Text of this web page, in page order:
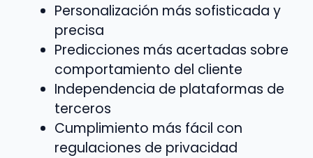
Personalización más sofisticada y
precisa
Predicciones más acertadas sobre
comportamiento del cliente
Independencia de plataformas de
terceros
Cumplimiento más fácil con
regulaciones de privacidad